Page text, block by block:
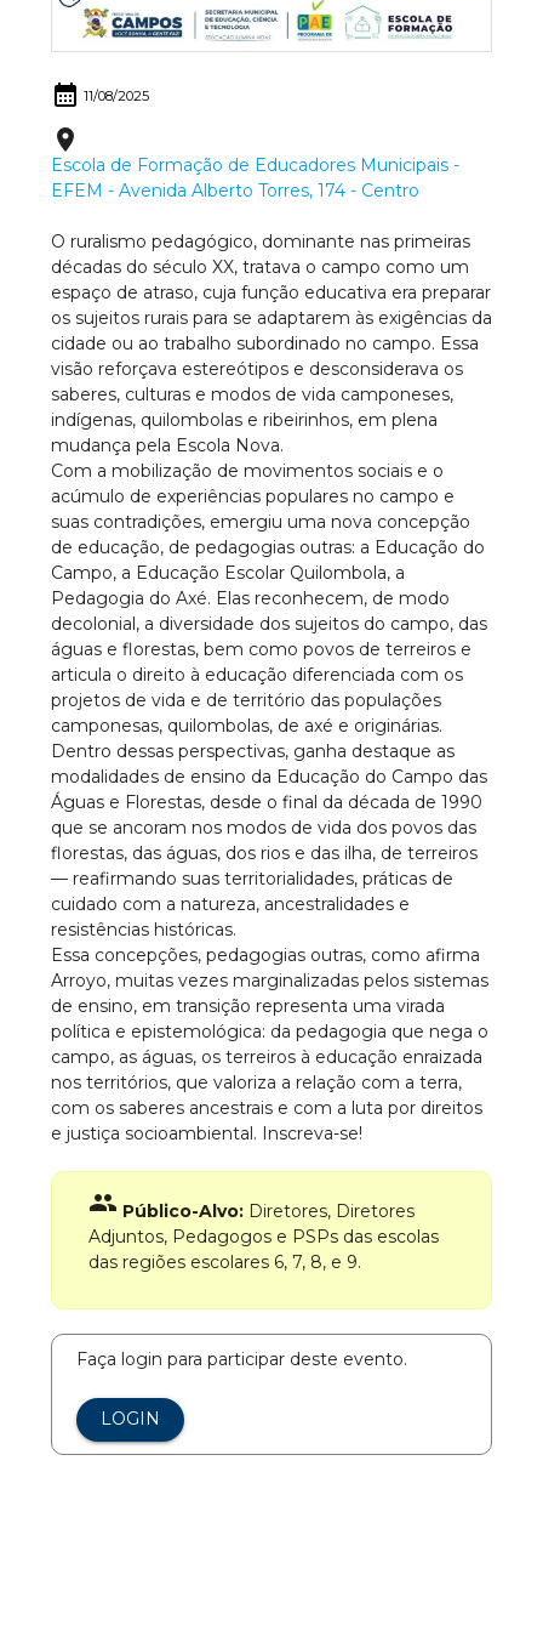
calendar_month 11/08/2025
place
Escola de Formação de Educadores Municipais -
EFEM - Avenida Alberto Torres, 174 - Centro
O ruralismo pedagógico, dominante nas primeiras
décadas do século XX, tratava o campo como um
espaço de atraso, cuja função educativa era preparar
os sujeitos rurais para se adaptarem às exigências da
cidade ou ao trabalho subordinado no campo. Essa
visão reforçava estereótipos e desconsiderava os
saberes, culturas e modos de vida camponeses,
indígenas, quilombolas e ribeirinhos, em plena
mudança pela Escola Nova.
Com a mobilização de movimentos sociais e o
acúmulo de experiências populares no campo e
suas contradições, emergiu uma nova concepção
de educação, de pedagogias outras: a Educação do
Campo, a Educação Escolar Quilombola, a
Pedagogia do Axé. Elas reconhecem, de modo
decolonial, a diversidade dos sujeitos do campo, das
águas e florestas, bem como povos de terreiros e
articula o direito à educação diferenciada com os
projetos de vida e de território das populações
camponesas, quilombolas, de axé e originárias.
Dentro dessas perspectivas, ganha destaque as
modalidades de ensino da Educação do Campo das
Águas e Florestas, desde o final da década de 1990
que se ancoram nos modos de vida dos povos das
florestas, das águas, dos rios e das ilha, de terreiros
— reafirmando suas territorialidades, práticas de
cuidado com a natureza, ancestralidades e
resistências históricas.
Essa concepções, pedagogias outras, como afirma
Arroyo, muitas vezes marginalizadas pelos sistemas
de ensino, em transição representa uma virada
política e epistemológica: da pedagogia que nega o
campo, as águas, os terreiros à educação enraizada
nos territórios, que valoriza a relação com a terra,
com os saberes ancestrais e com a luta por direitos
e justiça socioambiental. Inscreva-se!
group Público-Alvo:Diretores, Diretores
Adjuntos, Pedagogos e PSPs das escolas
das regiões escolares 6, 7, 8, e 9.
Faça login para participar deste evento.
LOGIN